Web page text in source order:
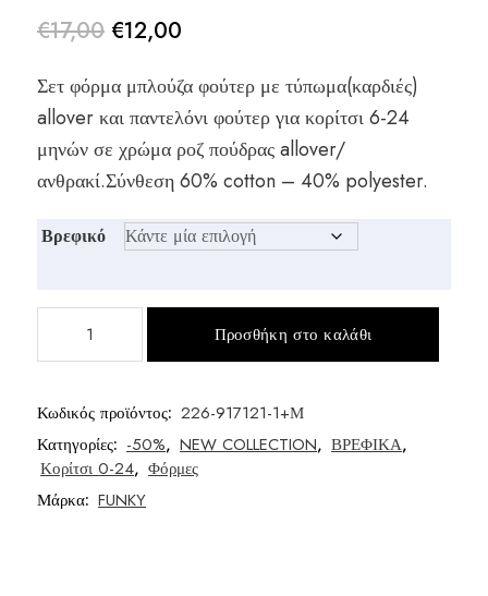
€17,00
price
was:
€17,00.
€12,00
τρέχουσα
τιμή
είναι:
Σετ φόρμα μπλούζα φούτερ με τύπωμα(καρδιές)
allover και παντελόνι φούτερ για κορίτσι 6-24
μηνών σε χρώμα ροζ πούδρας allover/
ανθρακί.Σύνθεση 60% cotton – 40% polyester.
Βρεφικό
κορίτσι
ποσότητα
Προσθήκη στο καλάθι
Κωδικός προϊόντος: 226-917121-1+Μ
Κατηγορίες: -50%, NEW COLLECTION, ΒΡΕΦΙΚΑ,
Κορίτσι 0-24, Φόρμες
Μάρκα: FUNKY